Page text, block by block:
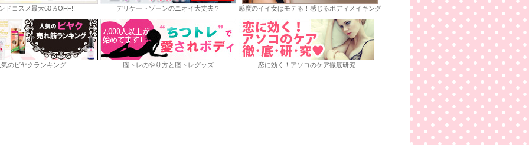
ドコスメ最大60％OFF!! デリケートゾーンのニオイ大丈夫？ 感度のイイ女はモテる！感じるボディメイキング
のビヤクランキング 膣トレのやり方と膣トレグッズ 恋に効く！アソコのケア徹底研究